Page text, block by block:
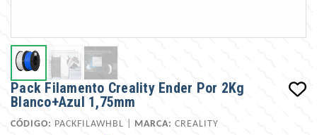
Pack Filamento Creality Ender Por 2Kg
Blanco+Azul 1,75mm
CÓDIGO: PACKFILAWHBL | MARCA: CREALITY